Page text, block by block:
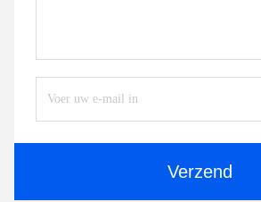
Verzend